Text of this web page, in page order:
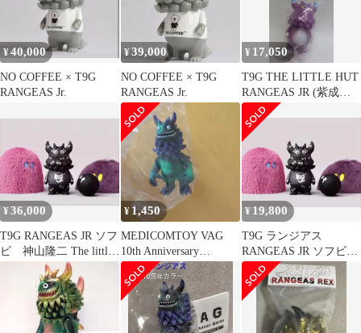
¥40,000
NO COFFEE × T9G
RANGEAS Jr.
¥39,000
NO COFFEE × T9G
RANGEAS Jr.
¥ 17,050
T9G THE LITTLE HUT
RANGEAS JR (紫成型/
角先青）
¥36,000
T9G RANGEAS JR ソフ
ビ 神山隆二 The little
¥ 1,450
MEDICOMTOY VAG
10th Anniversary
2RANGEAS
¥ 19,800
T9G ランジアス
RANGEAS JR ソフビ
The little hut